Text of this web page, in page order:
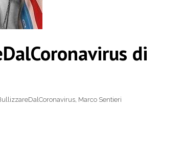
di
, Marco Sentieri